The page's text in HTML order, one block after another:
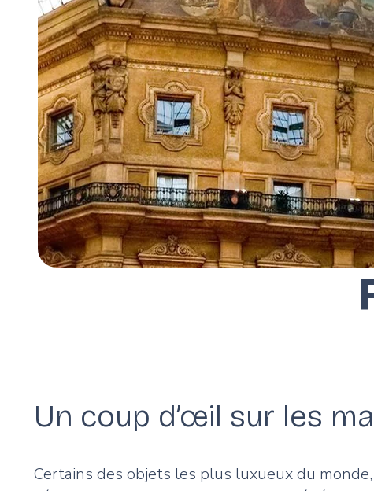
Un coup d’œil sur les
Certains des objets les plus luxueux du